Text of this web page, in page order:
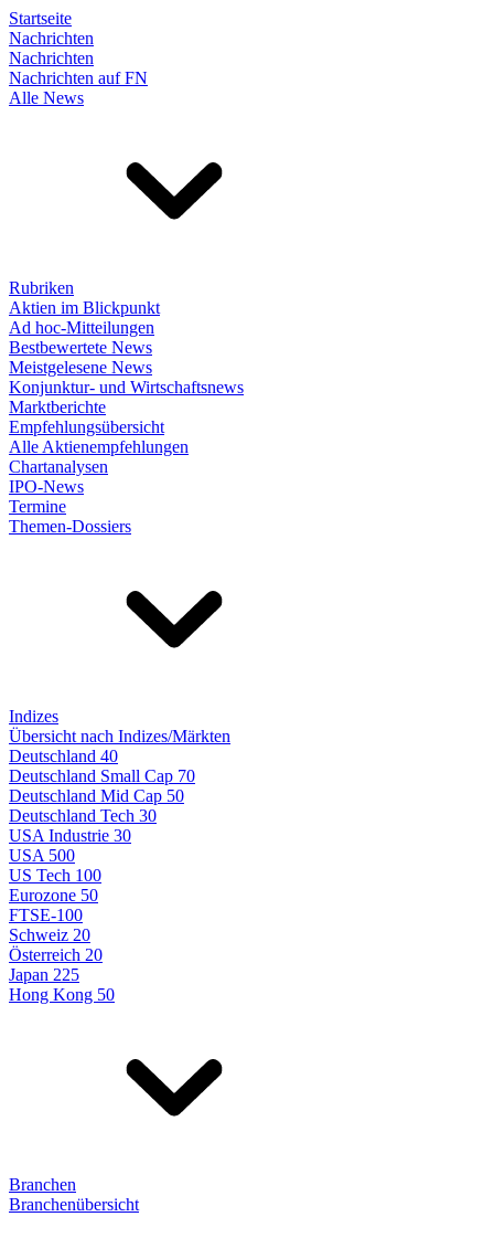
Startseite
Nachrichten
Nachrichten
Nachrichten auf FN
Alle News
Rubriken
Aktien im Blickpunkt
Ad hoc-Mitteilungen
Bestbewertete News
Meistgelesene News
Konjunktur- und Wirtschaftsnews
Marktberichte
Empfehlungsübersicht
Alle Aktienempfehlungen
Chartanalysen
IPO-News
Termine
Themen-Dossiers
Indizes
Übersicht nach Indizes/Märkten
Deutschland 40
Deutschland Small Cap 70
Deutschland Mid Cap 50
Deutschland Tech 30
USA Industrie 30
USA 500
US Tech 100
Eurozone 50
FTSE-100
Schweiz 20
Österreich 20
Japan 225
Hong Kong 50
Branchen
Branchenübersicht